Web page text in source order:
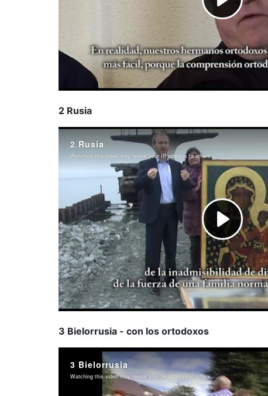
2 Rusia
3 Bielorrusia - con los ortodoxos